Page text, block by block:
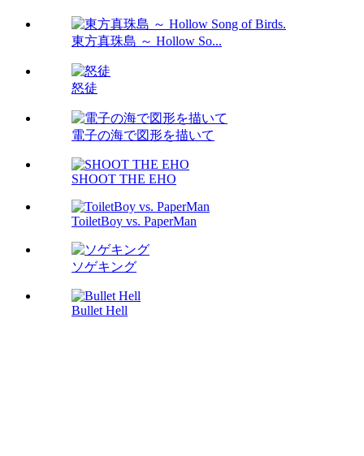
東方真珠島 ～ Hollow So...
怒徒
電子の海で図形を描いて
SHOOT THE EHO
ToiletBoy vs. PaperMan
ソゲキング
Bullet Hell